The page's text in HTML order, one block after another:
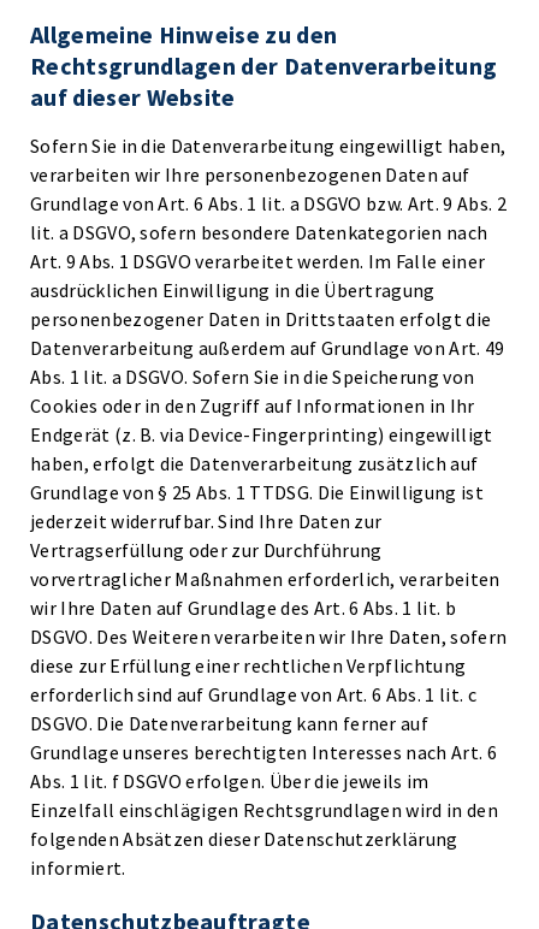
Allgemeine Hinweise zu den
Rechtsgrundlagen der Datenverarbeitung
auf dieser Website
Sofern Sie in die Datenverarbeitung eingewilligt haben,
verarbeiten wir Ihre personenbezogenen Daten auf
Grundlage von Art. 6 Abs. 1 lit. a DSGVO bzw. Art. 9 Abs. 2
lit. a DSGVO, sofern besondere Datenkategorien nach
Art. 9 Abs. 1 DSGVO verarbeitet werden. Im Falle einer
ausdrücklichen Einwilligung in die Übertragung
personenbezogener Daten in Drittstaaten erfolgt die
Datenverarbeitung außerdem auf Grundlage von Art. 49
Abs. 1 lit. a DSGVO. Sofern Sie in die Speicherung von
Cookies oder in den Zugriff auf Informationen in Ihr
Endgerät (z. B. via Device-Fingerprinting) eingewilligt
haben, erfolgt die Datenverarbeitung zusätzlich auf
Grundlage von § 25 Abs. 1 TTDSG. Die Einwilligung ist
jederzeit widerrufbar. Sind Ihre Daten zur
Vertragserfüllung oder zur Durchführung
vorvertraglicher Maßnahmen erforderlich, verarbeiten
wir Ihre Daten auf Grundlage des Art. 6 Abs. 1 lit. b
DSGVO. Des Weiteren verarbeiten wir Ihre Daten, sofern
diese zur Erfüllung einer rechtlichen Verpflichtung
erforderlich sind auf Grundlage von Art. 6 Abs. 1 lit. c
DSGVO. Die Datenverarbeitung kann ferner auf
Grundlage unseres berechtigten Interesses nach Art. 6
Abs. 1 lit. f DSGVO erfolgen. Über die jeweils im
Einzelfall einschlägigen Rechtsgrundlagen wird in den
folgenden Absätzen dieser Datenschutzerklärung
informiert.
Datenschutz­beauftragte